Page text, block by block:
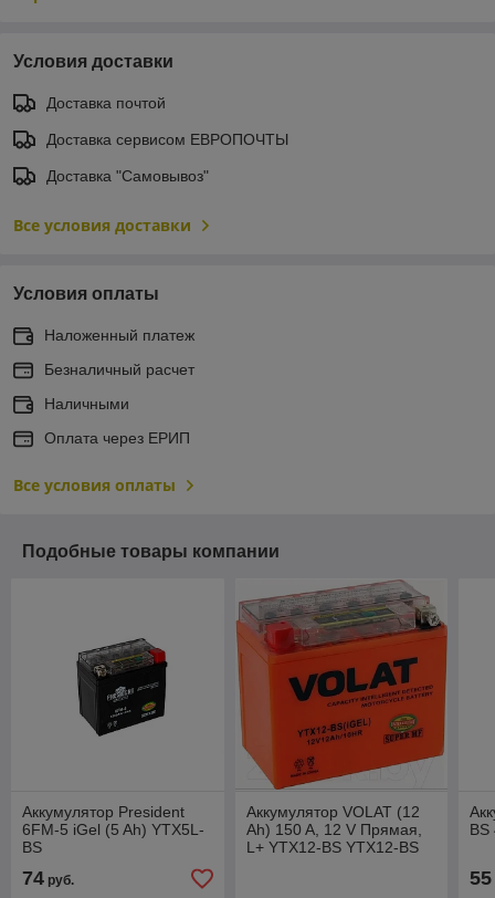
Условия доставки
Доставка почтой
Доставка сервисом ЕВРОПОЧТЫ
Доставка "Самовывоз"
Все условия доставки
Условия оплаты
Наложенный платеж
Безналичный расчет
Наличными
Оплата через ЕРИП
Все условия оплаты
Подобные товары компании
Аккумулятор President
6FM-5 iGel (5 Ah) YTX5L-
BS
74 руб.
Аккумулятор VOLAT (12
Ah) 150 A, 12 V Прямая,
L+ YTX12-BS YTX12-BS
BS
55